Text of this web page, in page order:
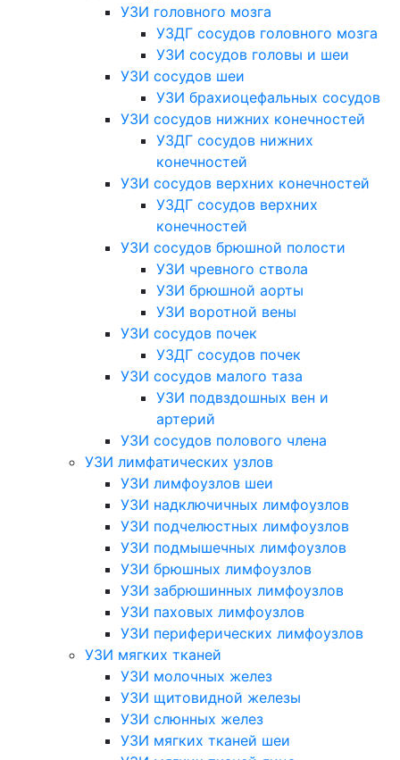
УЗИ головного мозга
УЗДГ сосудов головного мозга
УЗИ сосудов головы и шеи
УЗИ сосудов шеи
УЗИ брахиоцефальных сосудов
УЗИ сосудов нижних конечностей
УЗДГ сосудов нижних
конечностей
УЗИ сосудов верхних конечностей
УЗДГ сосудов верхних
конечностей
УЗИ сосудов брюшной полости
УЗИ чревного ствола
УЗИ брюшной аорты
УЗИ воротной вены
УЗИ сосудов почек
УЗДГ сосудов почек
УЗИ сосудов малого таза
УЗИ подвздошных вен и
артерий
УЗИ сосудов полового члена
УЗИ лимфатических узлов
УЗИ лимфоузлов шеи
УЗИ надключичных лимфоузлов
УЗИ подчелюстных лимфоузлов
УЗИ подмышечных лимфоузлов
УЗИ брюшных лимфоузлов
УЗИ забрюшинных лимфоузлов
УЗИ паховых лимфоузлов
УЗИ периферических лимфоузлов
УЗИ мягких тканей
УЗИ молочных желез
УЗИ щитовидной железы
УЗИ слюнных желез
УЗИ мягких тканей шеи